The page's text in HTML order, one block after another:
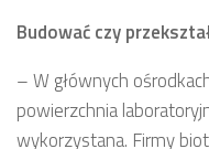
Budować czy
–W głównych
powierzchnia
wykorzystana. Firmy